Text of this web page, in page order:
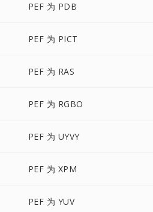
PEF 为 PDB
PEF 为 PICT
PEF 为 RAS
PEF 为 RGBO
PEF 为 UYVY
PEF 为 XPM
PEF 为 YUV